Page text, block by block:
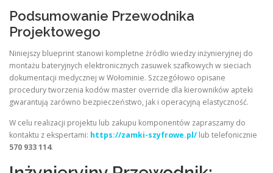
Podsumowanie Przewodnika
Projektowego
Niniejszy blueprint stanowi kompletne źródło wiedzy inżynieryjnej do
montażu bateryjnych elektronicznych zasuwek szafkowych w sieciach
dokumentacji medycznej w Wołominie. Szczegółowo opisane
procedury tworzenia kodów master override dla kierowników apteki
gwarantują zarówno bezpieczeństwo, jak i operacyjną elastyczność.
W celu realizacji projektu lub zakupu komponentów zapraszamy do
kontaktu z ekspertami: https://zamki-szyfrowe.pl/ lub telefonicznie
570 933 114.